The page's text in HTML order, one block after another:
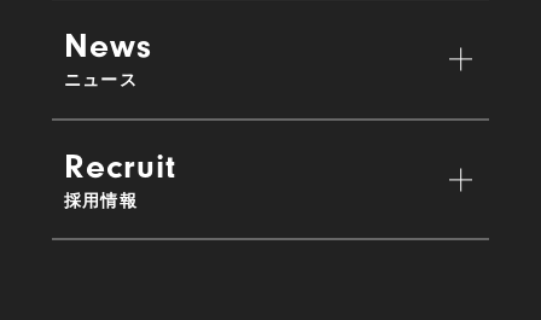
News
ニュース
Recruit
採用情報